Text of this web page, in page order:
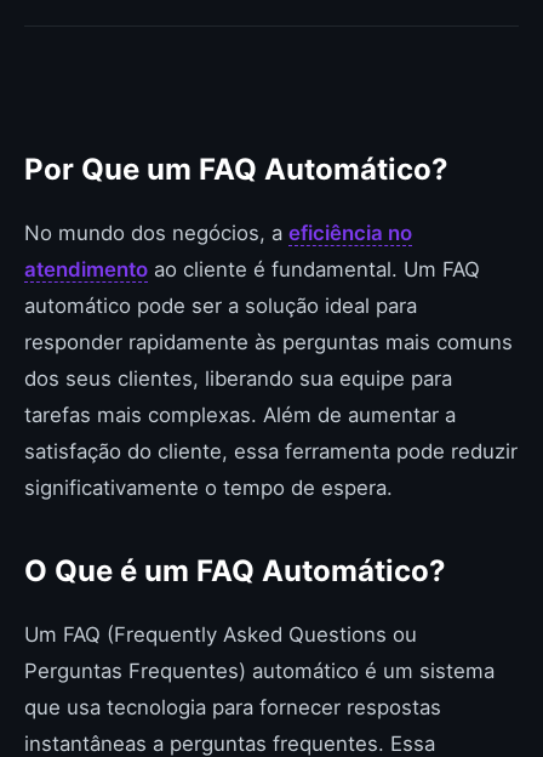
Por Que um FAQ Automático?
No mundo dos negócios, a eficiência no
atendimento ao cliente é fundamental. Um FAQ
automático pode ser a solução ideal para
responder rapidamente às perguntas mais comuns
dos seus clientes, liberando sua equipe para
tarefas mais complexas. Além de aumentar a
satisfação do cliente, essa ferramenta pode reduzir
significativamente o tempo de espera.
O Que é um FAQ Automático?
Um FAQ (Frequently Asked Questions ou
Perguntas Frequentes) automático é um sistema
que usa tecnologia para fornecer respostas
instantâneas a perguntas frequentes. Essa